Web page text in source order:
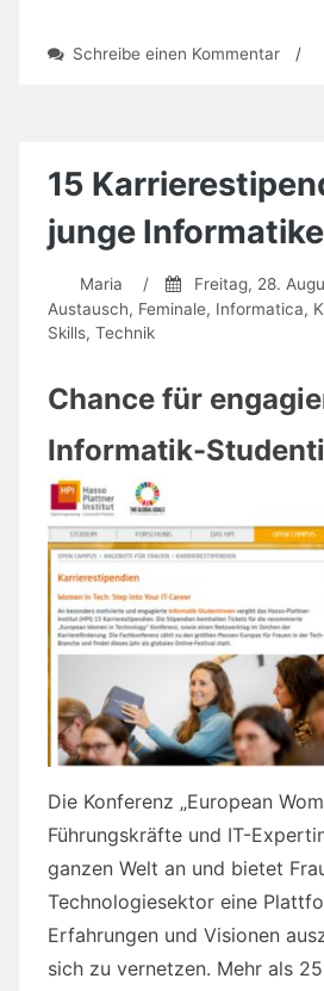
Schreibe einen Kommentarzu
die
„lebt“
/
15
junge
Maria / Freitag, 28.
Austausch, Feminale, Informatica,
Skills, Technik
Chance für
Informatik-
Die Konferenz „European
Führungskräfte und IT-
ganzen Welt an und bietet
Technologiesektor eine
Erfahrungen und Visionen
sich zu vernetzen. Mehr als